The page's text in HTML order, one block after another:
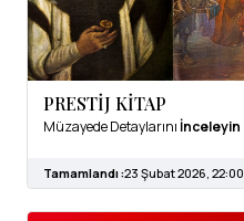
PRESTİJ KİTAP
Müzayede Detaylarını İnceleyin
Tamamlandı :23 Şubat 2026, 22:00